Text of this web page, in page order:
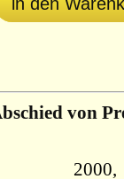
von
2000,